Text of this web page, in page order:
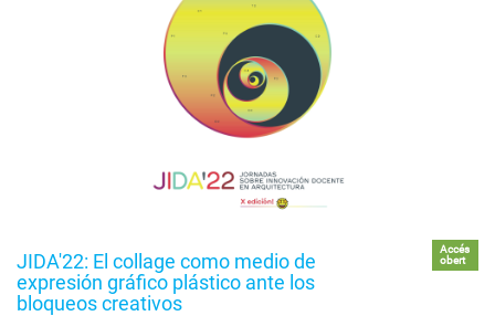
JIDA'22: El collage como medio de
expresión gráfico plástico ante los
bloqueos creativos
Accés
obert